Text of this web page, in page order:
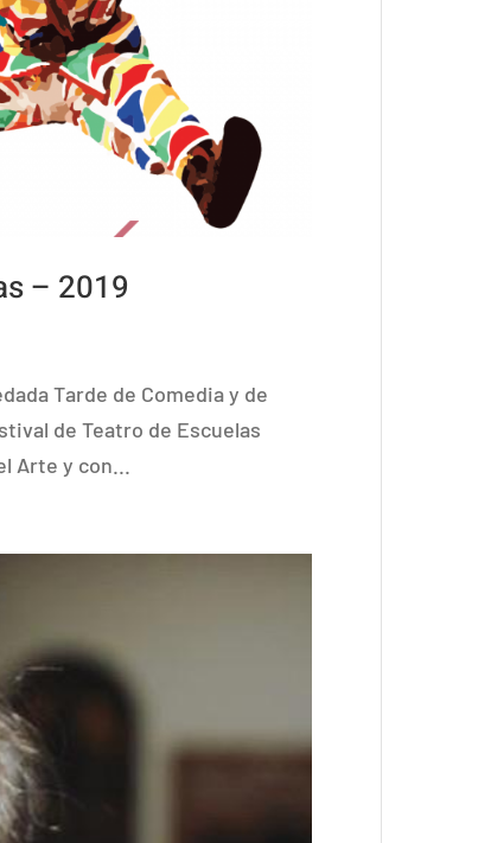
– 2019
Tarde de Comedia y de
de Teatro de Escuelas
Arte y con...